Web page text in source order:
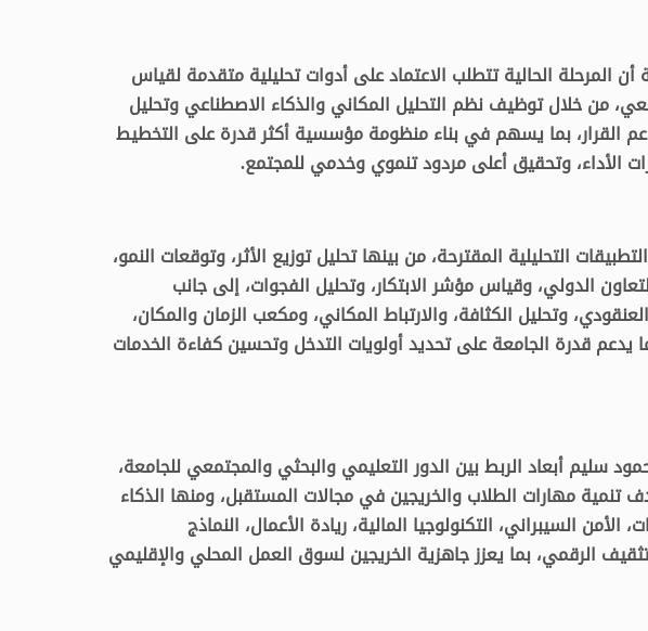
المرحلة الحالية تتطلب الاعتماد على أدوات تحليلية متقدمة لقياس
من خلال توظيف نظم التحليل المكاني والذكاء الاصطناعي وتحليل
القرار، بما يسهم في بناء منظومة مؤسسية أكثر قدرة على التخطيط
الأداء، وتحقيق أعلى مردود تنموي وخدمي للمجتمع.
التحليلية المقترحة، من بينها تحليل توزيع الأثر، وتوقعات النمو،
الدولي، وقياس مؤشر الابتكار، وتحليل الفجوات، إلى جانب
وتحليل الكثافة، والارتباط المكاني، ومكعب الزمان والمكان،
يدعم قدرة الجامعة على تحديد أولويات التدخل وتحسين كفاءة الخدمات
سليم أبعاد الربط بين الدور التعليمي والبحثي والمجتمعي للجامعة،
تنمية مهارات الطلاب والخريجين في مجالات المستقبل، ومنها الذكاء
الأمن السيبراني، التكنولوجيا المالية، ريادة الأعمال، النماذج
الرقمي، بما يعزز جاهزية الخريجين لسوق العمل المحلي والإقليمي